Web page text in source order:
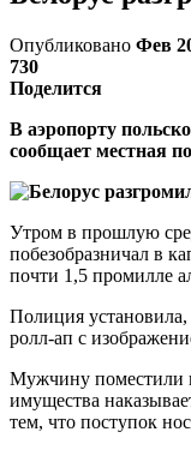
Опубликовано Фев
730
Поделится
В аэропорту
сообщает местная
Утром в прошлую
побезобразничал в
почти 1,5 промилле
Полиция
ролл-ап с
Мужчину поместили
имущества
тем, что поступок